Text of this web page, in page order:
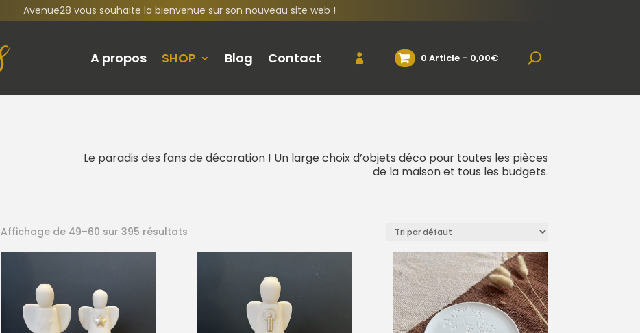
Avenue28 vous souhaite la bienvenue sur son nouveau site web !
A propos SHOP Blog Contact 0 Article 0,00€
Le paradis des fans de décoration ! Un large choix d’objets déco pour toutes les pièces
de la maison et tous les budgets.
Affichage de 49–60 sur 395 résultats